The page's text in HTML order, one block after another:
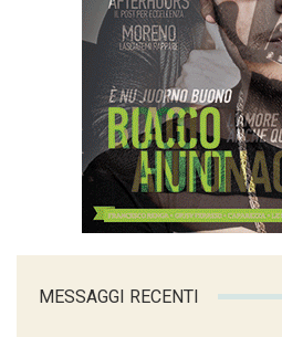
MESSAGGI RECENTI